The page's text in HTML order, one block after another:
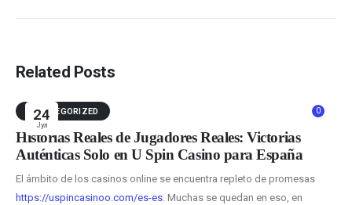
Related Posts
24
Јул
0
UNCATEGORIZED
Historias Reales de Jugadores Reales: Victorias
Auténticas Solo en U Spin Casino para España
El ámbito de los casinos online se encuentra repleto de promesas
https://uspincasinoo.com/es-es. Muchas se quedan en eso, en